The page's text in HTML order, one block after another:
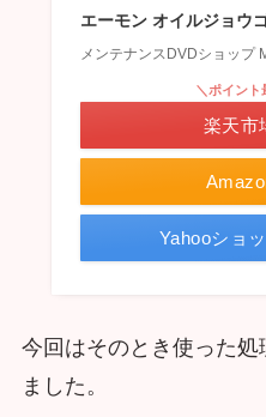
エーモン オイルジョウ
メンテナンスDVDショップ
＼ポイント
楽天市
Yahooショ
今回はそのとき使った
ました。